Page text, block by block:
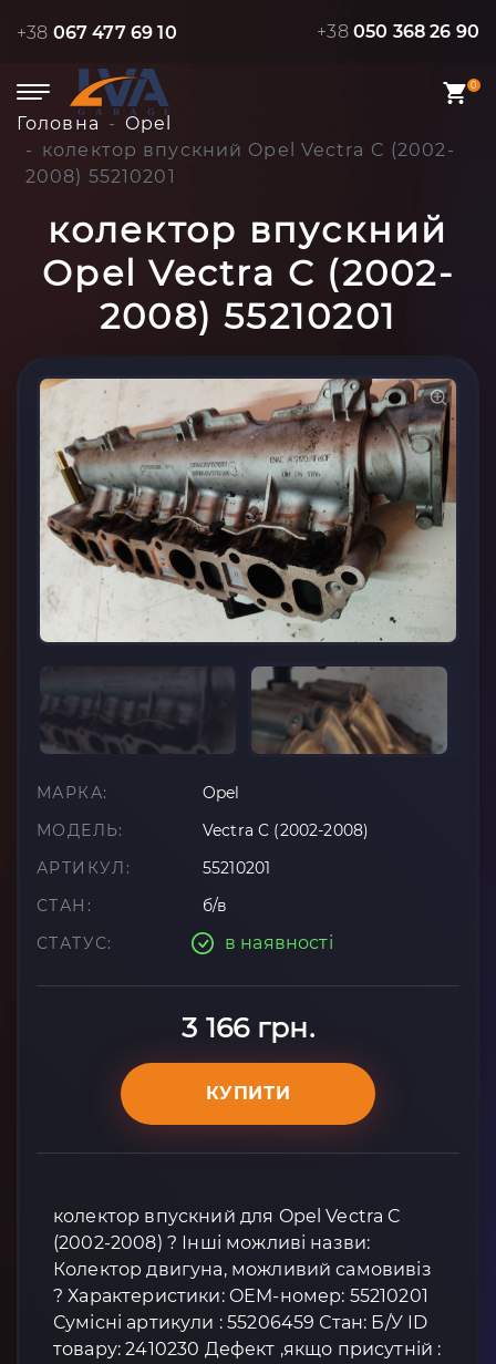
+38 067 477 69 10 +38 050 368 26 90
0
Головна
Opel
колектор впускний Opel Vectra C (2002-
2008) 55210201
колектор впускний
Opel Vectra C (2002-
2008) 55210201
МАРКА:
Opel
МОДЕЛЬ:
Vectra C (2002-2008)
АРТИКУЛ:
55210201
СТАН:
б/в
СТАТУС:
в наявності
3 166 грн.
КУПИТИ
колектор впускний для Opel Vectra C
(2002-2008) ? Інші можливі назви:
Колектор двигуна, можливий самовивіз
? Характеристики: OEM-номер: 55210201
Сумісні артикули : 55206459 Стан: Б/У ID
товару: 2410230 Дефект ,якщо присутній :